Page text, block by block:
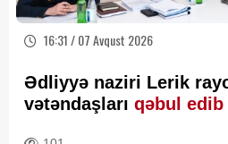
16:31 / 07 Avqust 2026
Ədliyyə naziri Lerik
vətəndaşları qəbul edib